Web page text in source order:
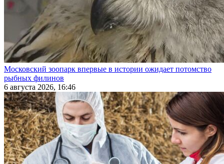
Московский зоопарк впервые в истории ожидает потомство
рыбных филинов
6 августа 2026, 16:46